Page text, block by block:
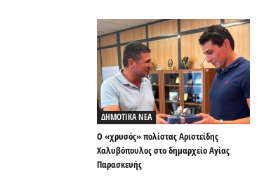
ΔΗΜΟΤΙΚΑ ΝΕΑ
Ο «χρυσός» πολίστας Αριστείδης
Χαλυβόπουλος στο δημαρχείο Αγίας
Παρασκευής